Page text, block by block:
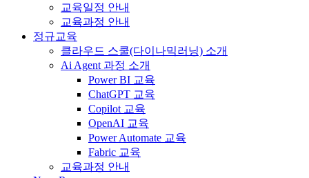
교육일정 안내
교육과정 안내
정규교육
클라우드 스쿨(다이나믹러닝) 소개
Ai Agent 과정 소개
Power BI 교육
ChatGPT 교육
Copilot 교육
OpenAI 교육
Power Automate 교육
Fabric 교육
교육과정 안내